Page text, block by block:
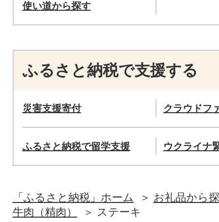
使い道から探す
ふるさと納税で支援する
災害支援寄付 クラウドフ
ふるさと納税で留学支援 ウクライナ
「ふるさと納税」ホーム
お礼品から
牛肉（精肉）
ステーキ